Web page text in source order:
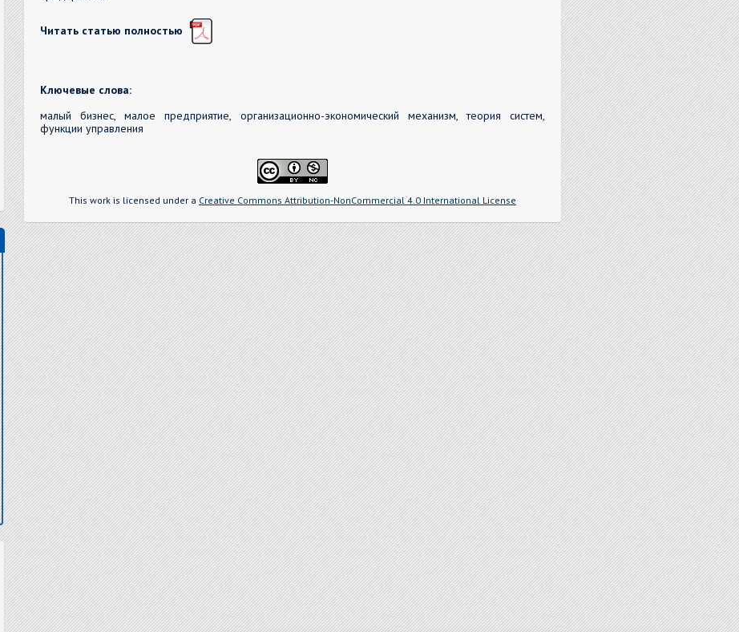
Читать статью полностью
Ключевые слова:
малый бизнес, малое предприятие, организационно-экономический механизм, теория систем,
функции управления
This work is licensed under a Creative Commons Attribution-NonCommercial 4.0 International License